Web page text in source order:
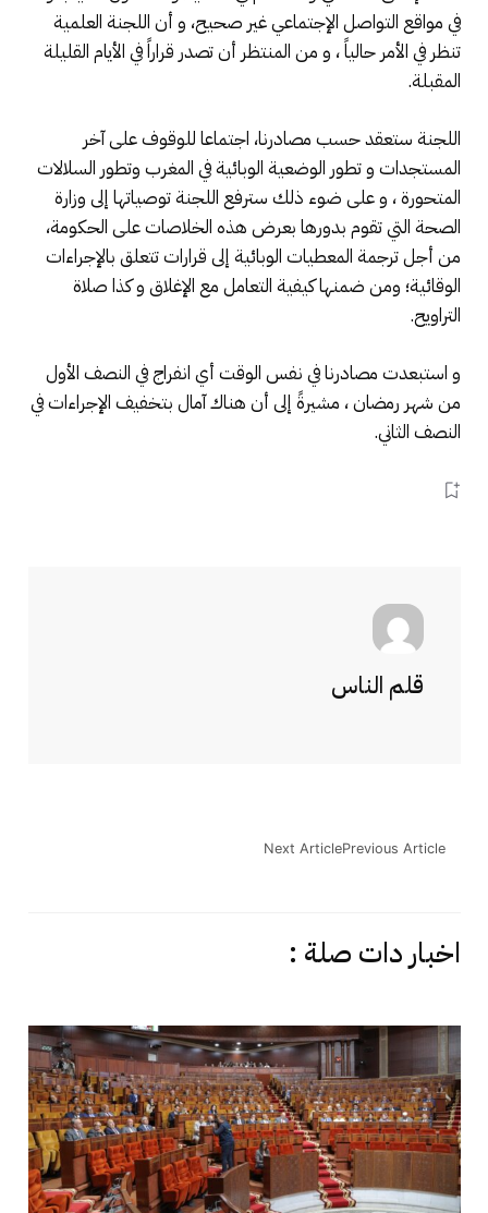
في مواقع التواصل الإجتماعي غير صحيح، و أن اللجنة العلمية
تنظر في الأمر حالياً ، و من المنتظر أن تصدر قراراً في الأيام القليلة
المقبلة.
اللجنة ستعقد حسب مصادرنا، اجتماعا للوقوف على آخر
المستجدات و تطور الوضعية الوبائية في المغرب وتطور السلالات
المتحورة ، و على ضوء ذلك سترفع اللجنة توصياتها إلى وزارة
الصحة التي تقوم بدورها بعرض هذه الخلاصات على الحكومة،
من أجل ترجمة المعطيات الوبائية إلى قرارات تتعلق بالإجراءات
الوقائية؛ ومن ضمنها كيفية التعامل مع الإغلاق و كذا صلاة
التراويح.
و استبعدت مصادرنا في نفس الوقت أي انفراج في النصف الأول
من شهر رمضان ، مشيرةً إلى أن هناك آمال بتخفيف الإجراءات في
النصف الثاني.
قلم الناس
Previous Article
Next Article
اخبار دات صلة :